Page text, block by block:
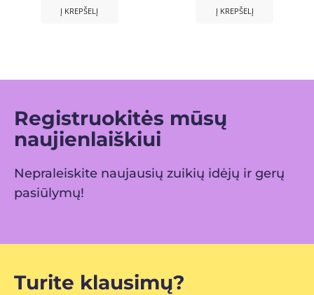
Į KREPŠELĮ Į KREPŠELĮ
Registruokitės mūsų
naujienlaiškiui
Nepraleiskite naujausių zuikių idėjų ir gerų
pasiūlymų!
Turite klausimų?